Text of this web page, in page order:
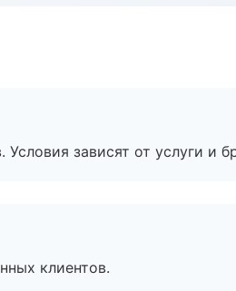
зависят от услуги и
клиентов.